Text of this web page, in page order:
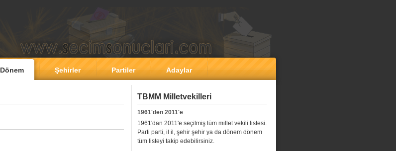
Dönem Şehirler Partiler Adaylar
TBMM Milletvekilleri
1961'den 2011'e
1961'dan 2011'e seçilmiş tüm millet vekili listesi.
Parti parti, il il, şehir şehir ya da dönem dönem
tüm listeyi takip edebilirsiniz.